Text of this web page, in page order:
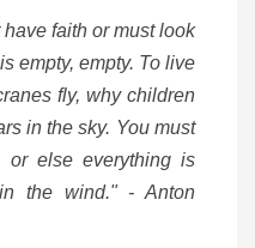
faith or must look
empty, empty. To live
fly, why children
in the sky. You must
or else everything is
the wind." - Anton